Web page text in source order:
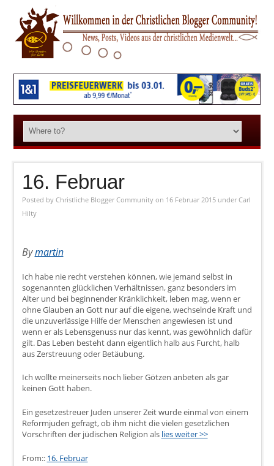
16. Februar
Posted by Christliche Blogger Community on 16 Februar 2015 under Carl
Hilty
Bymartin
Ich habe nie recht verstehen können, wie jemand selbst in
sogenannten glücklichen Verhältnissen, ganz besonders im
Alter und bei beginnender Kränklichkeit, leben mag, wenn er
ohne Glauben an Gott nur auf die eigene, wechselnde Kraft und
die unzuverlässige Hilfe der Menschen angewiesen ist und
wenn er als Lebensgenuss nur das kennt, was gewöhnlich dafür
gilt. Das Leben besteht dann eigentlich halb aus Furcht, halb
aus Zerstreuung oder Betäubung.
Ich wollte meinerseits noch lieber Götzen anbeten als gar
keinen Gott haben.
Ein gesetzestreuer Juden unserer Zeit wurde einmal von einem
Reformjuden gefragt, ob ihm nicht die vielen gesetzlichen
Vorschriften der jüdischen Religion als lies weiter >>
From:: 16. Februar